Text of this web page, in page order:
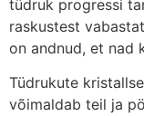
tüdruk progressi
raskustest
on andnud, et nad
Tüdrukute
võimaldab teil ja